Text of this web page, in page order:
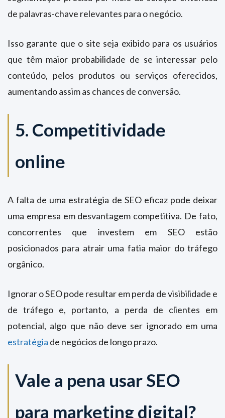
de palavras-chave relevantes para o negócio.
Isso garante que o site seja exibido para os usuários
que têm maior probabilidade de se interessar pelo
conteúdo, pelos produtos ou serviços oferecidos,
aumentando assim as chances de conversão.
5. Competitividade
online
A falta de uma estratégia de SEO eficaz pode deixar
uma empresa em desvantagem competitiva. De fato,
concorrentes que investem em SEO estão
posicionados para atrair uma fatia maior do tráfego
orgânico.
Ignorar o SEO pode resultar em perda de visibilidade e
de tráfego e, portanto, a perda de clientes em
potencial, algo que não deve ser ignorado em uma
estratégia de negócios de longo prazo.
Vale a pena usar SEO
para marketing digital?